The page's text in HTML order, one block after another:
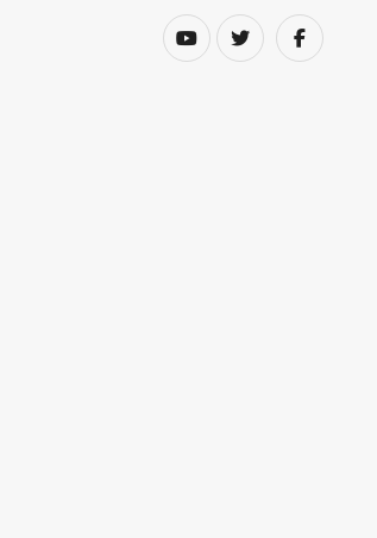
تُجري شركة جنوب شرق
وبفريقها الخبير في مجال
للعديد من المؤسسات
بالإضافة إلى تنفيذ
في التصنيع حسب الطلب.
وآلات إنتاج واسعة، تتبع
التي ترمز إلى جودة
الشركة استثماراتها